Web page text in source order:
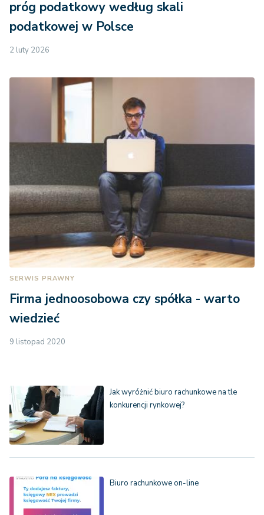
próg podatkowy według skali
podatkowej w Polsce
2 luty 2026
SERWIS PRAWNY
Firma jednoosobowa czy spółka - warto
wiedzieć
9 listopad 2020
Jak wyróżnić biuro rachunkowe na tle
konkurencji rynkowej?
Biuro rachunkowe on-line